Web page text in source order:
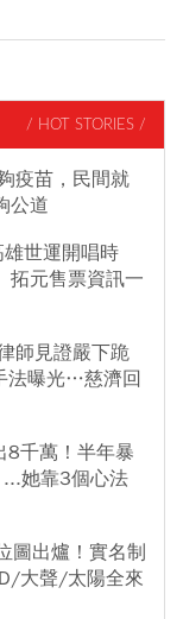
/ HOT STORIES /
疫苗，民間就
公道
世運開唱時
拓元售票資訊一
師見證嚴下跪
法曝光…慈濟回
8千萬！半年暴
她靠3個心法
圖出爐！實名制
大聲/太陽全來